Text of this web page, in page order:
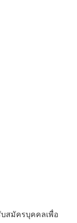
บสมัครบุคคลเพื่อ